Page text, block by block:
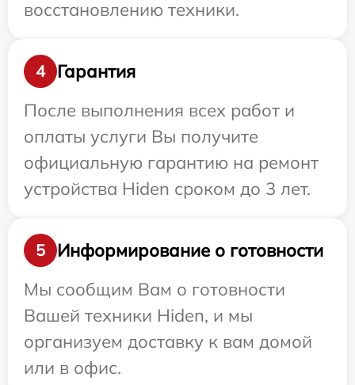
восстановлению техники.
4
Гарантия
После выполнения всех работ и
оплаты услуги Вы получите
официальную гарантию на ремонт
устройства Hiden сроком до 3 лет.
5
Информирование о готовности
Мы сообщим Вам о готовности
Вашей техники Hiden, и мы
организуем доставку к вам домой
или в офис.